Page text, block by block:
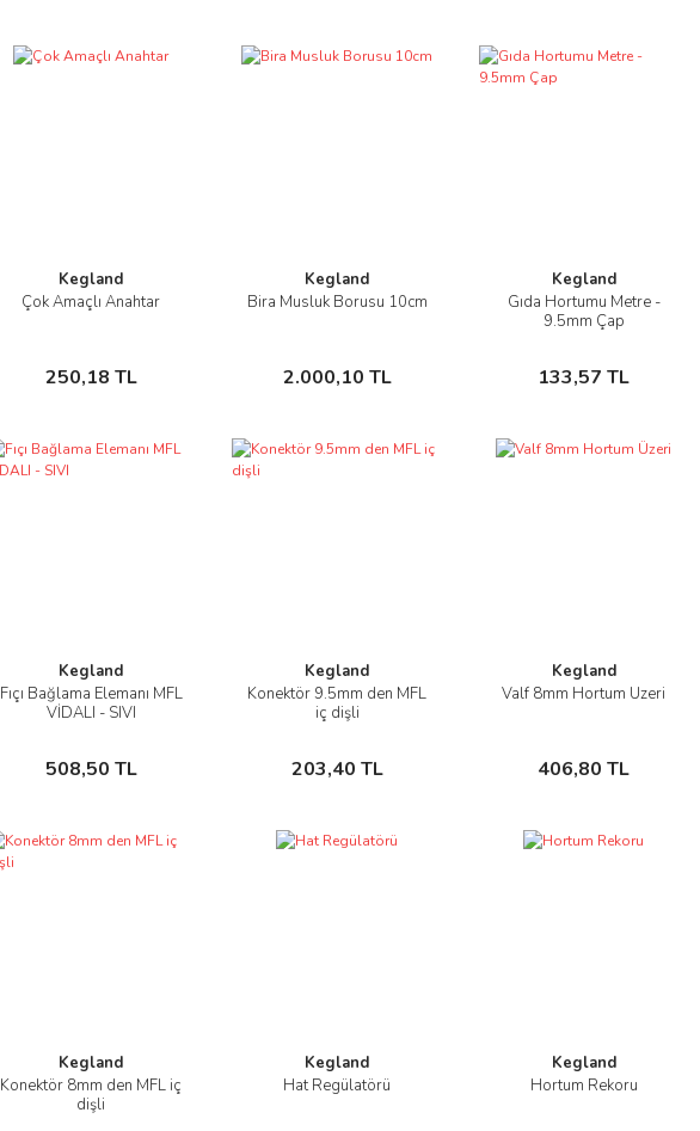
Kegland
Çok Amaçlı Anahtar
250,18 TL
İncele
Sepete Ekle
Kegland
Bira Musluk Borusu 10cm
2.000,10 TL
İncele
Sepete Ekle
Kegland
Gıda Hortumu Metre -
9.5mm Çap
133,57 TL
İncele
Sepete Ekle
Kegland
Fıçı Bağlama Elemanı MFL
VİDALI - SIVI
508,50 TL
İncele
Sepete Ekle
Kegland
Konektör 9.5mm den MFL
iç dişli
203,40 TL
İncele
Sepete Ekle
Kegland
Valf 8mm Hortum Üzeri
406,80 TL
İncele
Sepete Ekle
Kegland
Konektör 8mm den MFL iç
dişli
İncele
Kegland
Hat Regülatörü
İncele
Kegland
Hortum Rekoru
İncele